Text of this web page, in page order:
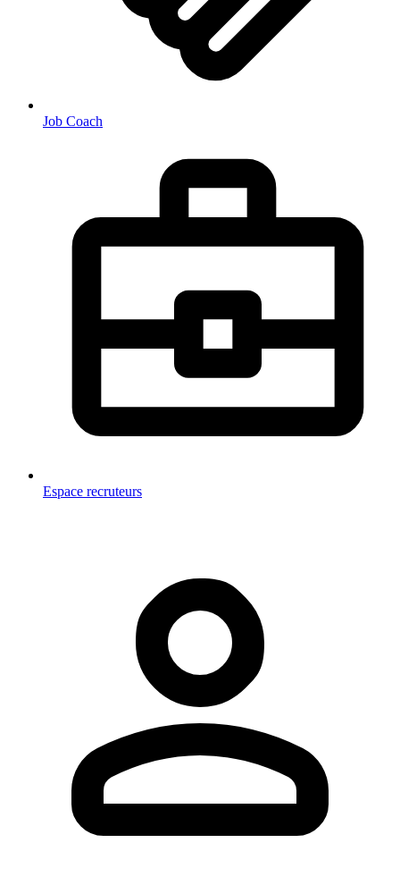
Job Coach
Espace recruteurs